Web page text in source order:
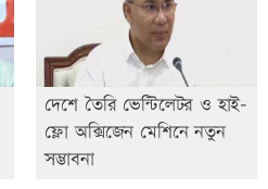
দেশে তৈরি ভেন্টিলেটর ও হাই-
ফ্লো অক্সিজেন মেশিনে নতুন
সম্ভাবনা